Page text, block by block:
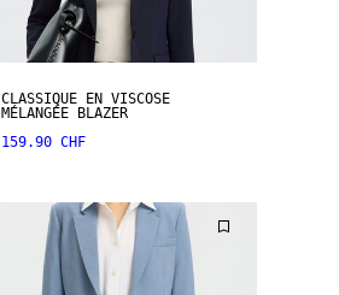
CLASSIQUE EN VISCOSE
MÉLANGÉE BLAZER
159.90 CHF